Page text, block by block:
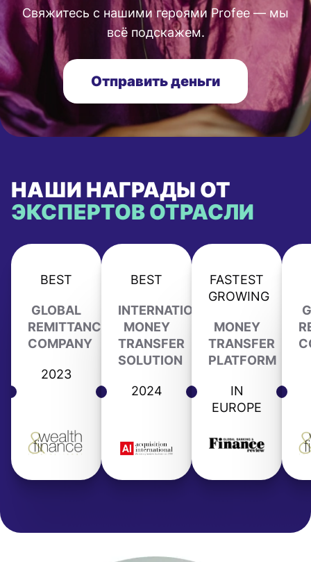
Свяжитесь с нашими героями Profee — мы
всё подскажем.
Отправить деньги
НАШИ НАГРАДЫ ОТ
ЭКСПЕРТОВ ОТРАСЛИ
BEST
GLOBAL
REMITTANCE
COMPANY
2023
BEST
INTERNATIONAL
MONEY
TRANSFER
SOLUTION
2024
FASTEST
GROWING
MONEY
TRANSFER
PLATFORM
IN
EUROPE